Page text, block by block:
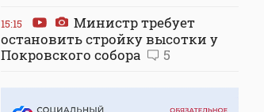
15:15
Министр требует
остановить стройку высотки у
Покровского собора
5